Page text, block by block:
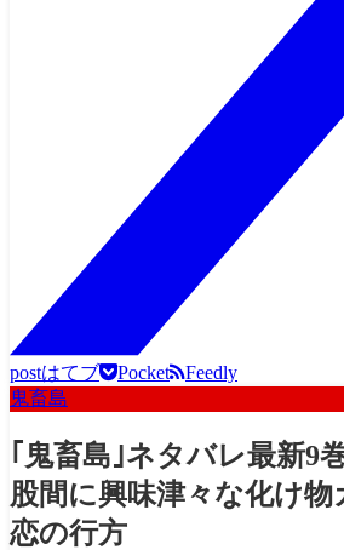
postはてブ Pocket
Feedly
鬼畜島
｢鬼畜島｣ネタバレ最新9
股間に興味津々な化け物
恋の行方